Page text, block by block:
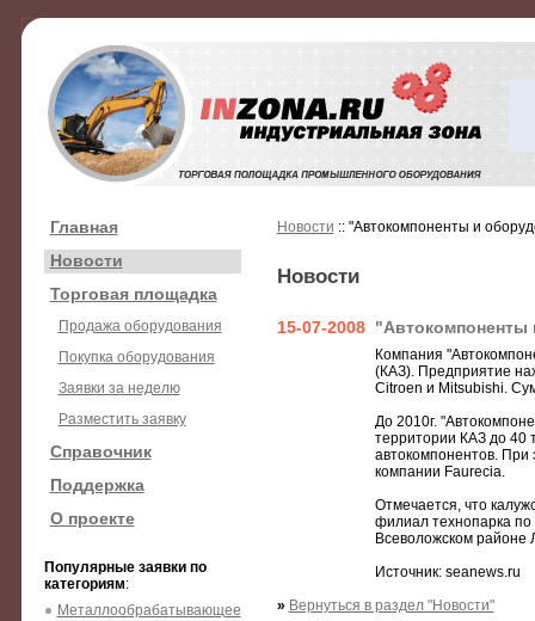
Главная
Новости
Торговая площадка
Продажа оборудования
Покупка оборудования
Заявки за неделю
Разместить заявку
Справочник
Поддержка
О проекте
Популярные заявки по
категориям:
Металлообрабатывающее
Новости :: "Автокомпоненты и
Новости
15-07-2008 "Автокомпоненты
Компания
(КАЗ). Предприятие
Citroen и Mitsubishi.
До 2010г.
территории КАЗ до 40
автокомпонентов. При
компании Faurecia.
Отмечается, что
филиал технопарка по
Всеволожском районе
Источник: seanews.ru
» Вернуться в раздел "Новости"